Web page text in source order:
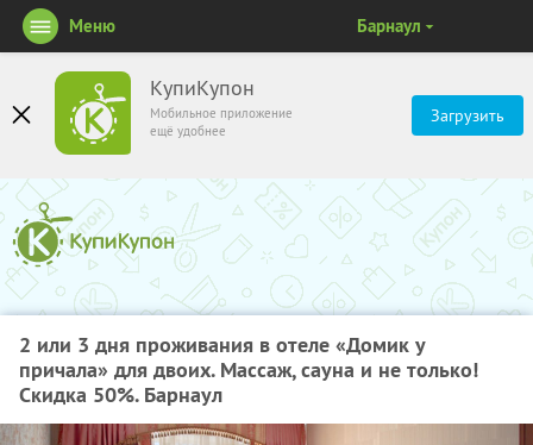
КупиКупон
Мобильное приложение
ещё удобнее
Загрузить
Меню Барнаул
2 или 3 дня проживания в отеле «Домик у
причала» для двоих. Массаж, сауна и не только!
Скидка 50%. Барнаул